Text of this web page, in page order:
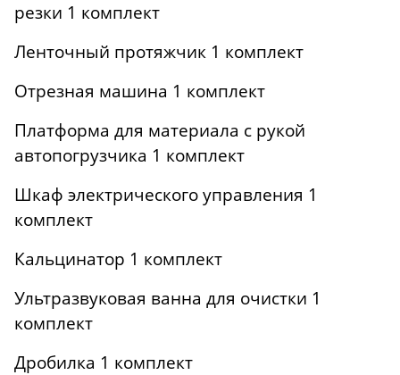
резки 1 комплект
Ленточный протяжчик 1 комплект
Отрезная машина 1 комплект
Платформа для материала с рукой
автопогрузчика 1 комплект
Шкаф электрического управления 1
комплект
Кальцинатор 1 комплект
Ультразвуковая ванна для очистки 1
комплект
Дробилка 1 комплект